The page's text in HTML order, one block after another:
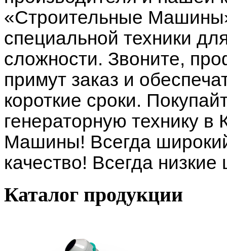
«Строительные
специальной техники
сложности. Звоните,
примут заказ и
короткие сроки.
генераторную технику
Машины! Всегда
качество! Всегда
Каталог продукции